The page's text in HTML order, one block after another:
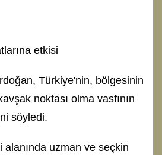
etkisi
Türkiye'nin, bölgesinin
noktası olma vasfının
söyledi.
uzman ve seçkin